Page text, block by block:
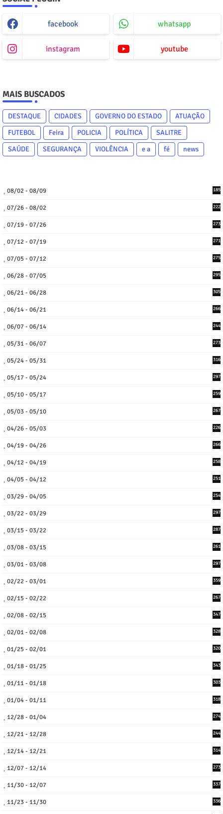
facebook whatsapp
instagram youtube
MAIS BUSCADOS
DESTAQUE CIDADES GOVERNO DO ESTADO
ATUAÇÃO
FUTEBOL
Feira POLICIA POLÍTICA
SALITRE
SAÚDE
SEGURANÇA VIOLÊNCIA e a fé news
08/02 - 08/09 185
07/26 - 08/02 222
07/19 - 07/26 273
07/12 - 07/19 271
07/05 - 07/12 275
06/28 - 07/05 295
06/21 - 06/28 305
06/14 - 06/21 266
06/07 - 06/14 244
05/31 - 06/07 273
05/24 - 05/31 316
05/17 - 05/24 297
05/10 - 05/17 259
05/03 - 05/10 267
04/26 - 05/03 226
04/19 - 04/26 266
04/12 - 04/19 258
04/05 - 04/12 251
03/29 - 04/05 254
03/22 - 03/29 297
03/15 - 03/22 287
03/08 - 03/15 261
03/01 - 03/08 297
02/22 - 03/01 359
02/15 - 02/22 267
02/08 - 02/15 347
02/01 - 02/08 328
01/25 - 02/01 320
01/18 - 01/25 343
01/11 - 01/18 303
01/04 - 01/11 318
12/28 - 01/04 274
12/21 - 12/28 244
12/14 - 12/21 314
12/07 - 12/14 273
11/30 - 12/07 337
11/23 - 11/30 336